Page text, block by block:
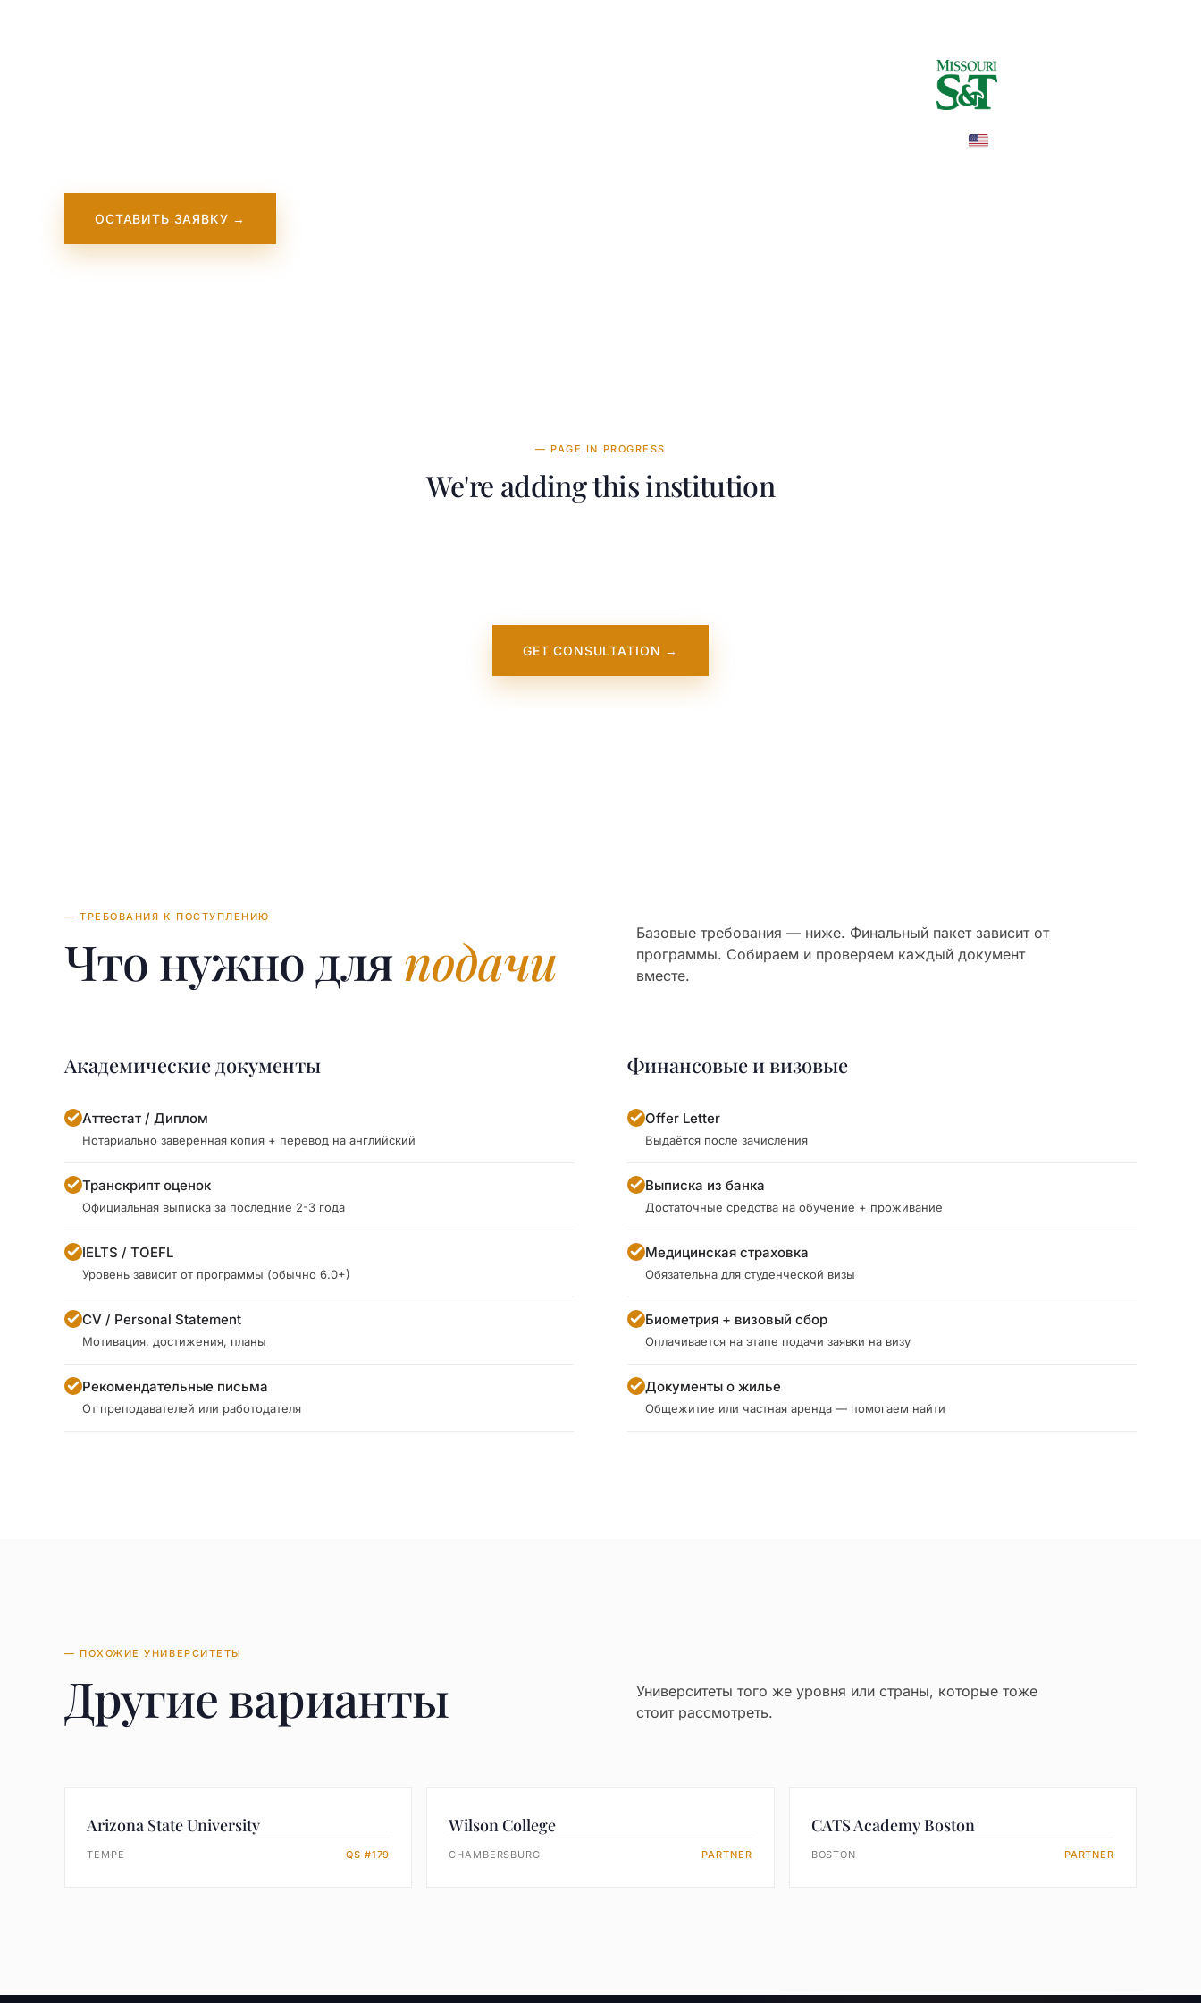
ОСТАВИТЬ ЗАЯВКУ →
— PAGE IN PROGRESS
We're adding this institution
GET CONSULTATION →
— ТРЕБОВАНИЯ К ПОСТУПЛЕНИЮ
Что нужно дляподачи
Базовые требования — ниже. Финальный пакет зависит от
программы. Собираем и проверяем каждый документ
вместе.
Академические документы
Аттестат / Диплом
Нотариально заверенная копия + перевод на английский
Транскрипт оценок
Официальная выписка за последние 2-3 года
IELTS / TOEFL
Уровень зависит от программы (обычно 6.0+)
CV / Personal Statement
Мотивация, достижения, планы
Рекомендательные письма
От преподавателей или работодателя
Финансовые и визовые
Offer Letter
Выдаётся после зачисления
Выписка из банка
Достаточные средства на обучение + проживание
Медицинская страховка
Обязательна для студенческой визы
Биометрия + визовый сбор
Оплачивается на этапе подачи заявки на визу
Документы о жилье
Общежитие или частная аренда — помогаем найти
— ПОХОЖИЕ УНИВЕРСИТЕТЫ
Другие варианты
Университеты того же уровня или страны, которые тоже
стоит рассмотреть.
Arizona State University
TEMPE QS #179
Wilson College
CHAMBERSBURG PARTNER
CATS Academy Boston
BOSTON PARTNER